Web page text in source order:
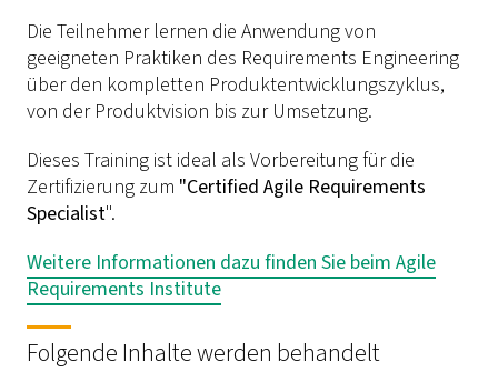
Die Teilnehmer lernen die Anwendung von
geeigneten Praktiken des Requirements Engineering
über den kompletten Produktentwicklungszyklus,
von der Produktvision bis zur Umsetzung.
Dieses Training ist ideal als Vorbereitung für die
Zertifizierung zum "Certified Agile Requirements
Specialist".
Weitere Informationen dazu finden Sie beim Agile
Requirements Institute
Folgende Inhalte werden behandelt